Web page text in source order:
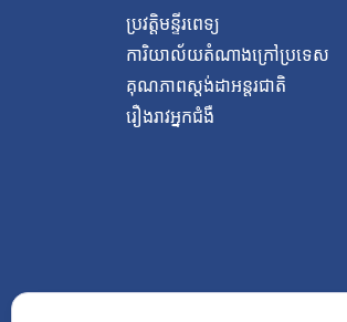
ប្រវត្តិមន្ទីរពេទ្យ
ការិយាល័យតំណាងក្រៅប្រទេស
គុណភាពស្តង់ដាអន្តរជាតិ
រឿងរាវអ្នកជំងឺ